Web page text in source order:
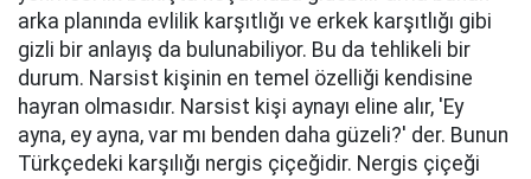
arka planında evlilik karşıtlığı ve erkek karşıtlığı gibi
gizli bir anlayış da bulunabiliyor. Bu da tehlikeli bir
durum. Narsist kişinin en temel özelliği kendisine
hayran olmasıdır. Narsist kişi aynayı eline alır, 'Ey
ayna, ey ayna, var mı benden daha güzeli?' der. Bunun
Türkçedeki karşılığı nergis çiçeğidir. Nergis çiçeği